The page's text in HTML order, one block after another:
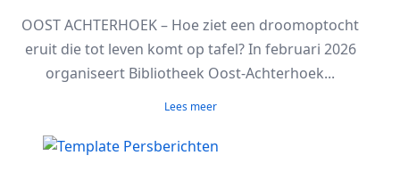
OOST ACHTERHOEK – Hoe ziet een droomoptocht
eruit die tot leven komt op tafel? In februari 2026
organiseert Bibliotheek Oost-Achterhoek...
Lees meer